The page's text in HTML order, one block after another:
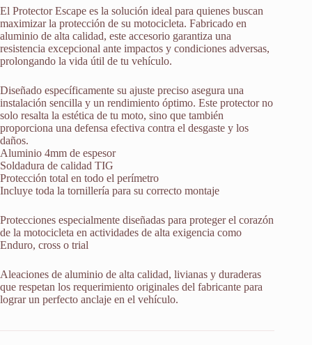
El Protector Escape es la solución ideal para quienes buscan
maximizar la protección de su motocicleta. Fabricado en
aluminio de alta calidad, este accesorio garantiza una
resistencia excepcional ante impactos y condiciones adversas,
prolongando la vida útil de tu vehículo.
Diseñado específicamente su ajuste preciso asegura una
instalación sencilla y un rendimiento óptimo. Este protector no
solo resalta la estética de tu moto, sino que también
proporciona una defensa efectiva contra el desgaste y los
daños.
Aluminio 4mm de espesor
Soldadura de calidad TIG
Protección total en todo el perímetro
Incluye toda la tornillería para su correcto montaje
Protecciones especialmente diseñadas para proteger el corazón
de la motocicleta en actividades de alta exigencia como
Enduro, cross o trial
Aleaciones de aluminio de alta calidad, livianas y duraderas
que respetan los requerimiento originales del fabricante para
lograr un perfecto anclaje en el vehículo.